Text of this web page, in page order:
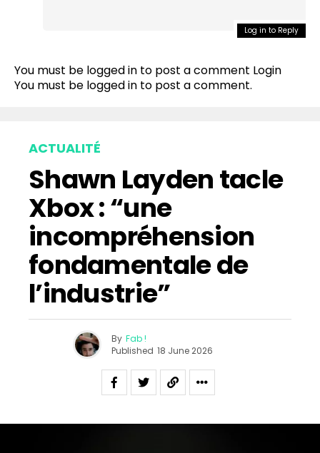
Log in to Reply
You must be logged in to post a comment Login
You must be logged in to post a comment.
ACTUALITÉ
Shawn Layden tacle
Xbox : “une
incompréhension
fondamentale de
l’industrie”
By Fab !
Published 18 June 2026